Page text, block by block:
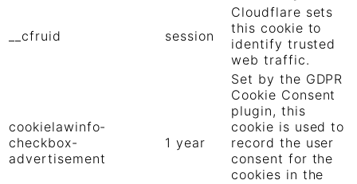
__cfruid session
Cloudflare sets
this cookie to
identify trusted
web traffic.
cookielawinfo-
checkbox-
advertisement
1 year
Set by the GDPR
Cookie Consent
plugin, this
cookie is used to
record the user
consent for the
cookies in the